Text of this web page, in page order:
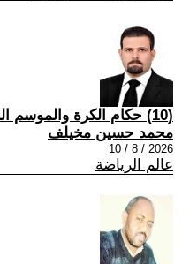
(10) حكام الكرة والموسم الجديد
محمد حسين مخيلف
2026 / 8 / 10
عالم الرياضة